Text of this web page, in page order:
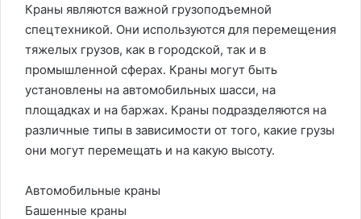
Краны являются важной грузоподъемной
спецтехникой. Они используются для перемещения
тяжелых грузов, как в городской, так и в
промышленной сферах. Краны могут быть
установлены на автомобильных шасси, на
площадках и на баржах. Краны подразделяются на
различные типы в зависимости от того, какие грузы
они могут перемещать и на какую высоту.
Автомобильные краны
Башенные краны